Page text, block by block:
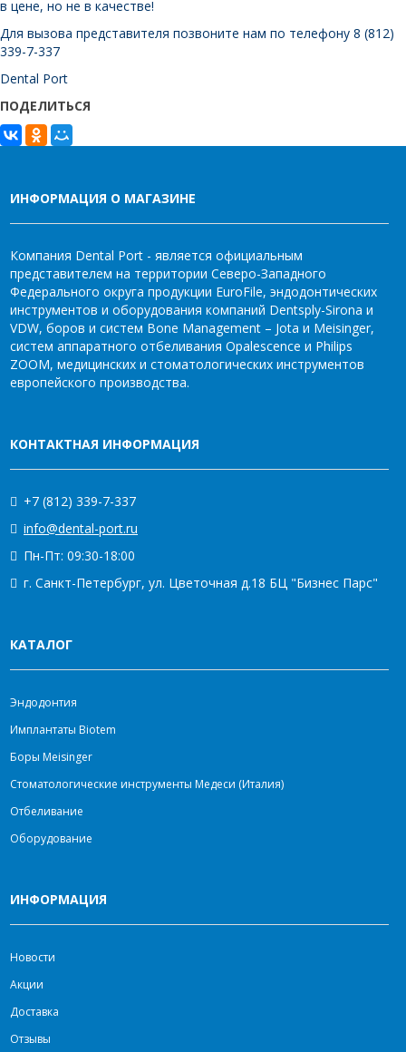
в цене, но не в качестве!
Для вызова представителя позвоните нам по телефону 8 (812)
339-7-337
Dental Port
ПОДЕЛИТЬСЯ
ИНФОРМАЦИЯ О МАГАЗИНЕ
Компания Dental Port - является официальным
представителем на территории Северо-Западного
Федерального округа продукции EuroFile, эндодонтических
инструментов и оборудования компаний Dentsply-Sirona и
VDW, боров и систем Bone Management – Jota и Meisinger,
систем аппаратного отбеливания Opalescence и Philips
ZOOM, медицинских и стоматологических инструментов
европейского производства.
КОНТАКТНАЯ ИНФОРМАЦИЯ
+7 (812) 339-7-337
info@dental-port.ru
Пн-Пт: 09:30-18:00
г. Санкт-Петербург, ул. Цветочная д.18 БЦ "Бизнес Парс"
КАТАЛОГ
Эндодонтия
Имплантаты Biotem
Боры Meisinger
Стоматологические инструменты Медеси (Италия)
Отбеливание
Оборудование
ИНФОРМАЦИЯ
Новости
Акции
Доставка
Отзывы